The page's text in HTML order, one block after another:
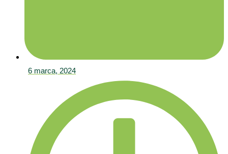
6 marca, 2024